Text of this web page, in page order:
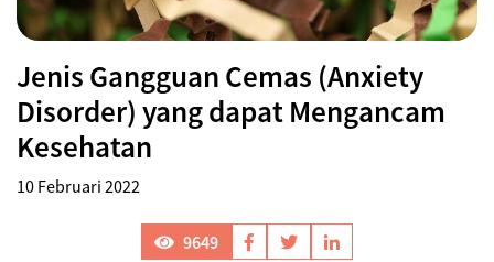
Jenis Gangguan Cemas (Anxiety
Disorder) yang dapat Mengancam
Kesehatan
10 Februari 2022
9649